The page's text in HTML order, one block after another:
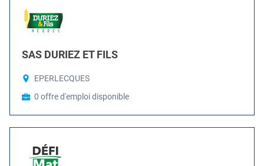
SAS DURIEZ ET FILS
EPERLECQUES
0 offre d'emploi disponible